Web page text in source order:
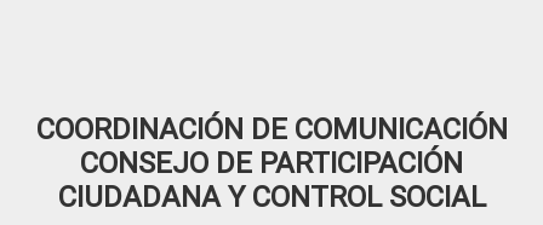
COORDINACIÓN DE COMUNICACIÓN
CONSEJO DE PARTICIPACIÓN
CIUDADANA Y CONTROL SOCIAL